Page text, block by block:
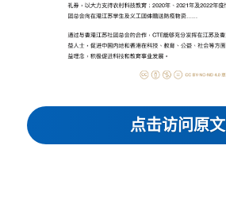
点击访问原文